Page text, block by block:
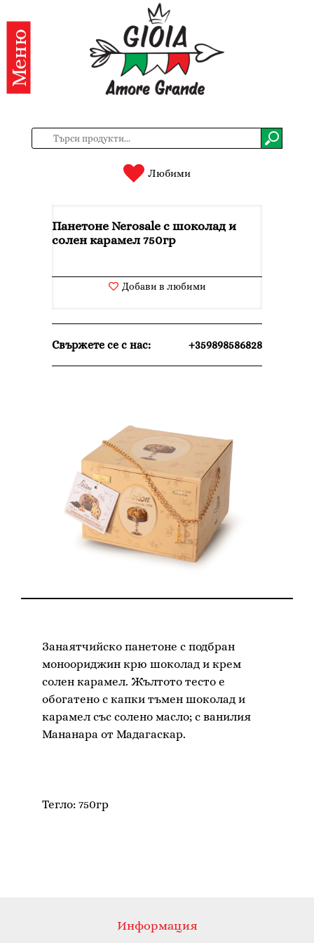
Категории
Продукти
нас
Вход
Регистрация
EN
Меню
Любими
Панетоне Nerosale с шоколад и
солен карамел 750гр
Добави в любими
Свържете се с нас: +359898586828
Занаятчийско панетоне с подбран
моноориджин крю шоколад и крем
солен карамел. Жълтото тесто е
обогатено с капки тъмен шоколад и
карамел със солено масло; с ванилия
Мананара от Мадагаскар.
Информация